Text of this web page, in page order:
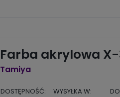
Farba akrylowa X-
Tamiya
DOSTĘPNOŚĆ: WYSYŁKA W: